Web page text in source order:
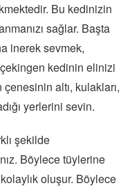
Bu kedinizin
sağlar. Başta
inerek sevmek,
kedinin elinizi
altı, kulakları,
yerlerini sevin.
şekilde
Böylece tüylerine
oluşur. Böylece